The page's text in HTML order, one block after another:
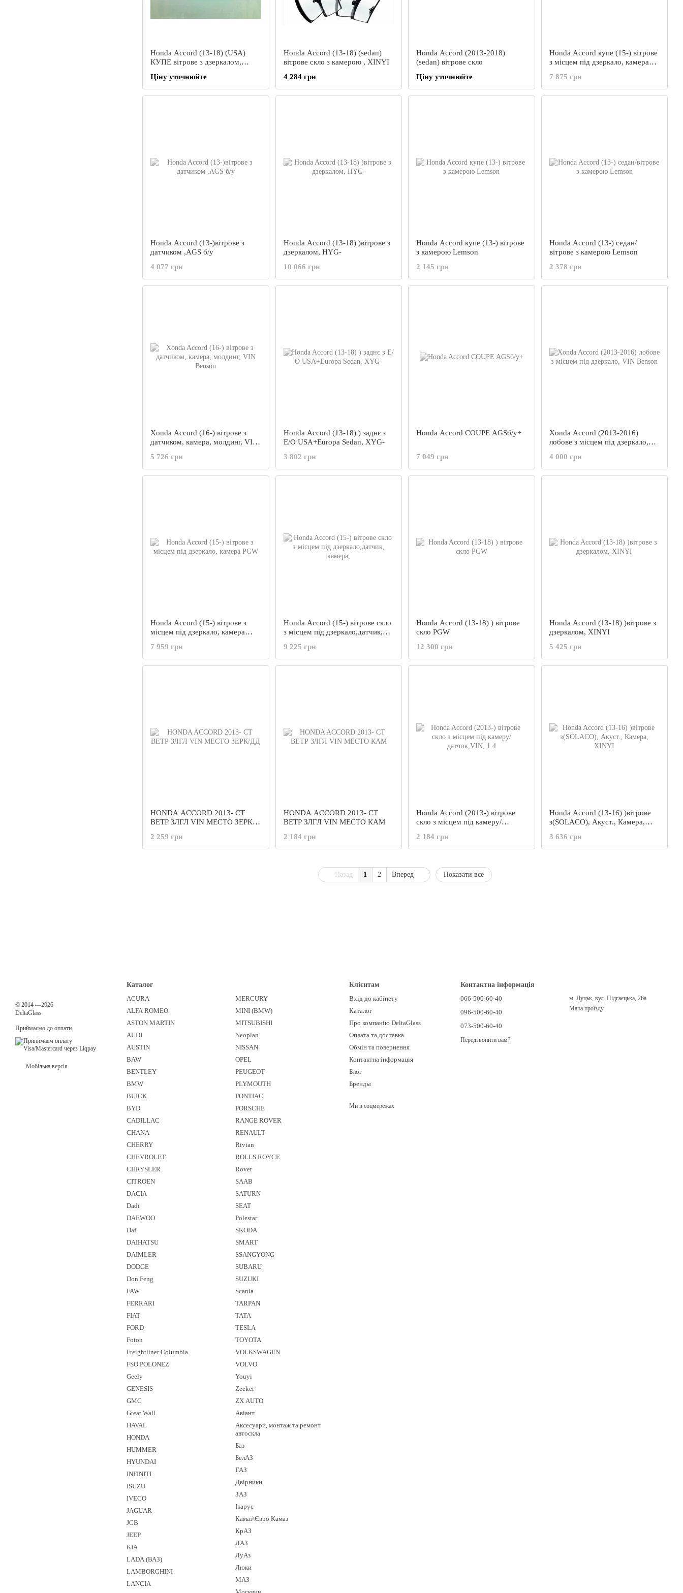
Honda Accord (13-18) (USA)
КУПЕ вітрове з дзеркалом,
Ціну уточнюйте
Honda Accord (13-18) (sedan)
вітрове скло з камерою , XINYI
4 284 грн
Honda Accord (2013-2018)
(sedan) вітрове скло
Ціну уточнюйте
Honda Accord купе (15-) вітрове
з місцем під дзеркало, камера
7 875 грн
Honda Accord (13-)вітрове з
датчиком ,AGS б/у
4 077 грн
Honda Accord (13-18) )вітрове з
дзеркалом, HYG-
10 066 грн
Honda Accord купе (13-) вітрове
з камерою Lemson
2 145 грн
Honda Accord (13-) седан/
вітрове з камерою Lemson
2 378 грн
Xonda Accord (16-) вітрове з
датчиком, камера, молдинг, VIN
5 726 грн
Honda Accord (13-18) ) заднє з
Е/О USA+Europa Sedan, XYG-
3 802 грн
Honda Accord COUPE AGSб/у+
7 049 грн
Xonda Accord (2013-2016)
лобове з місцем під дзеркало,
4 000 грн
Honda Accord (15-) вітрове з
місцем під дзеркало, камера
7 959 грн
Honda Accord (15-) вітрове скло
з місцем під дзеркало,датчик,
9 225 грн
Honda Accord (13-18) ) вітрове
скло PGW
12 300 грн
Honda Accord (13-18) )вітрове з
дзеркалом, XINYI
5 425 грн
HONDA ACCORD 2013- СТ
ВЕТР ЗЛГЛ VIN МЕСТО ЗЕРК/
2 259 грн
HONDA ACCORD 2013- СТ
ВЕТР ЗЛГЛ VIN МЕСТО КАМ
2 184 грн
Honda Accord (2013-) вітрове
скло з місцем під камеру/
2 184 грн
Honda Accord (13-16) )вітрове
з(SOLACO), Акуст., Камера,
3 636 грн
Назад 1 2 Вперед Показати все
© 2014 —2026
DeltaGlass
Приймаємо до оплати
Мобільна версія
Каталог
ACURA
ALFA ROMEO
ASTON MARTIN
AUDI
AUSTIN
BAW
BENTLEY
BMW
BUICK
BYD
CADILLAC
CHANA
CHERRY
CHEVROLET
CHRYSLER
CITROEN
DACIA
Dadi
DAEWOO
Daf
DAIHATSU
DAIMLER
DODGE
Don Feng
FAW
FERRARI
FIAT
FORD
Foton
Freightliner Columbia
FSO POLONEZ
Geely
GENESIS
GMC
Great Wall
HAVAL
HONDA
HUMMER
HYUNDAI
INFINITI
ISUZU
IVECO
JAGUAR
JCB
JEEP
KIA
LADA (ВАЗ)
LAMBORGHINI
LANCIA
MERCURY
MINI (BMW)
MITSUBISHI
Neoplan
NISSAN
OPEL
PEUGEOT
PLYMOUTH
PONTIAC
PORSCHE
RANGE ROVER
RENAULT
Rivian
ROLLS ROYCE
Rover
SAAB
SATURN
SEAT
Polestar
SKODA
SMART
SSANGYONG
SUBARU
SUZUKI
Sсania
TARPAN
TATA
TESLA
TOYOTA
VOLKSWAGEN
VOLVO
Youyi
Zeeker
ZX AUTO
Авіант
Аксесуари, монтаж та ремонт
автоскла
Баз
БелАЗ
ГАЗ
Двірники
ЗАЗ
Ікарус
Камаз\Євро Камаз
КрАЗ
ЛАЗ
ЛуАз
Люки
МАЗ
Клієнтам
Вхід до кабінету
Каталог
Про компанію DeltaGlass
Оплата та доставка
Обмін та повернення
Контактна інформація
Блог
Бренды
Ми в соцмережах
Контактна інформація
066-500-60-40
096-500-60-40
073-500-60-40
Передзвонити вам?
м. Луцьк, вул. Підгаєцька, 26а
Мапа проїзду